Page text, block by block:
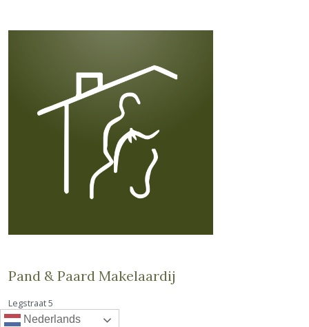
Pand & Paard Makelaardij
Legstraat 5
4861 RK Chaam (NB)
Nederlands